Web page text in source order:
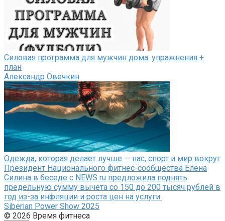
Силовая программа для мужчин дома: упражнения +
план
Александр Овечкин
Одежда, которая делает лучше — нас, спорт и мир вокруг
Президент Национального фитнес-сообщества Елена
Силина в беседе с NEWS ru предложила поднять
предельную сумму вычета со 150 до 200 тысяч рублей в
год из-за инфляции и роста цен на услуги.
Siberian Power Show 2025
© 2026 Время фитнеса